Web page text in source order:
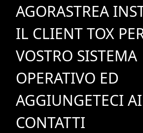
AGORASTREA
IL CLIENT TOX
VOSTRO SISTEMA
OPERATIVO ED
AGGIUNGETECI AI
CONTATTI